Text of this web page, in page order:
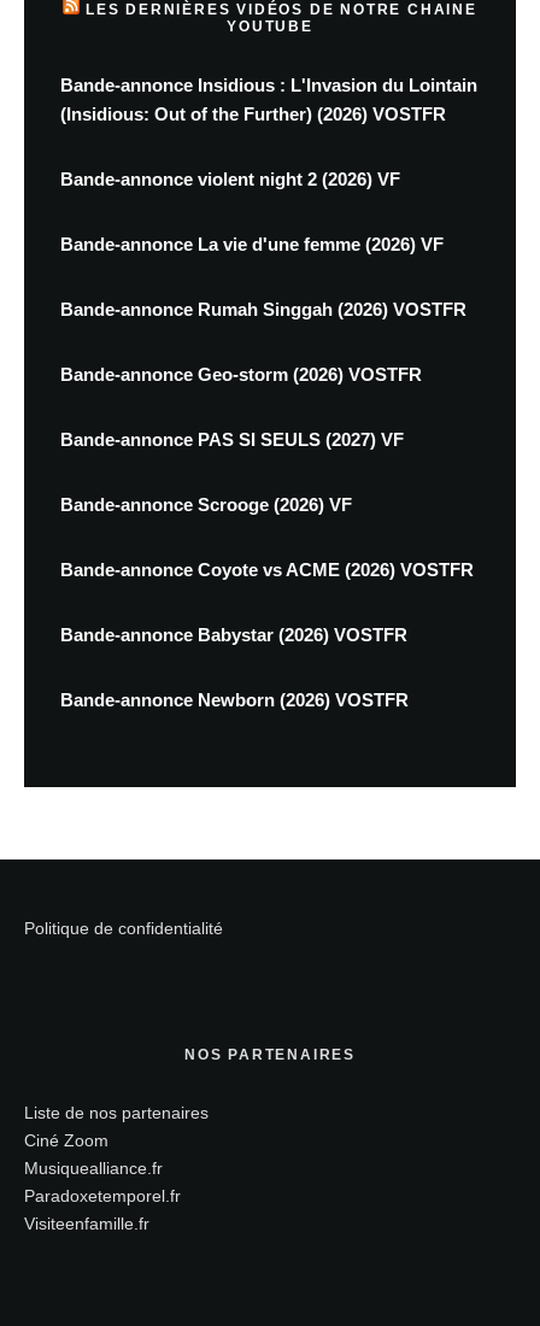
LES DERNIÈRES VIDÉOS DE NOTRE CHAINE
YOUTUBE
Bande-annonce Insidious : L'Invasion du Lointain
(Insidious: Out of the Further) (2026) VOSTFR
Bande-annonce violent night 2 (2026) VF
Bande-annonce La vie d'une femme (2026) VF
Bande-annonce Rumah Singgah (2026) VOSTFR
Bande-annonce Geo-storm (2026) VOSTFR
Bande-annonce PAS SI SEULS (2027) VF
Bande-annonce Scrooge (2026) VF
Bande-annonce Coyote vs ACME (2026) VOSTFR
Bande-annonce Babystar (2026) VOSTFR
Bande-annonce Newborn (2026) VOSTFR
Politique de confidentialité
NOS PARTENAIRES
Liste de nos partenaires
Ciné Zoom
Musiquealliance.fr
Paradoxetemporel.fr
Visiteenfamille.fr